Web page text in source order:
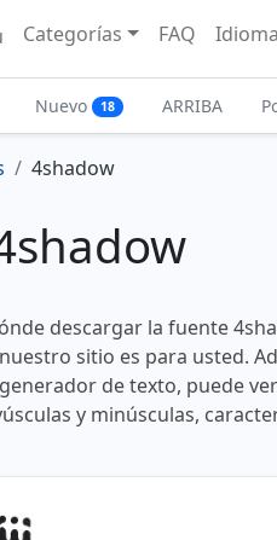
Categorías FAQ
Nuevo 18 ARRIBA
4shadow
descargar la fuente
sitio es para usted.
de texto, puede
y minúsculas,